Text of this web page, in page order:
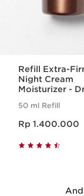
Refill Extra-
Night Cream
Moisturizer -
50 ml Refill
Rp 1.400.000